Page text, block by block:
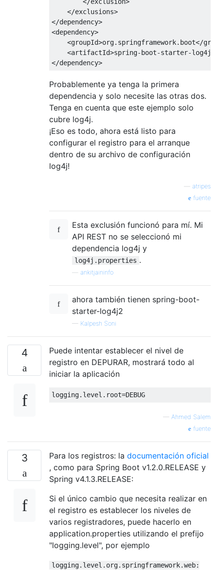
    </exclusions>
</dependency>
<dependency>
<groupId>org.springframework.boot</
<artifactId>spring-boot-starter-
Probablemente ya tenga la primera
dependencia y solo necesite las otras dos.
Tenga en cuenta que este ejemplo solo
cubre log4j.
¡Eso es todo, ahora está listo para
configurar el registro para el arranque
dentro de su archivo de configuración
log4j!
atripes
fuente
Esta exclusión funcionó para mí. Mi
API REST no se seleccionó mi
dependencia log4j y
log4j.properties .
ankitjaininfo
ahora también tienen spring-boot-
starter-log4j2
— Kalpesh Soni
4
Puede intentar establecer el nivel de
registro en DEPURAR, mostrará todo al
iniciar la aplicación
— Ahmed Salem
fuente
3 Para los registros: la documentación oficial
, como para Spring Boot v1.2.0.RELEASE y
Spring v4.1.3.RELEASE:
Si el único cambio que necesita realizar en
el registro es establecer los niveles de
varios registradores, puede hacerlo en
application.properties utilizando el prefijo
"logging.level", por ejemplo
logging.level.org.springframework.web: